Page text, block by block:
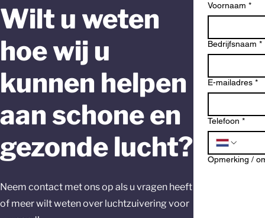
Wilt u weten
hoe wij u
kunnen helpen
aan schone en
gezonde lucht?
Neem contact met ons op als u vragen heeft
of meer wilt weten over luchtzuivering voor
Voornaam *
Bedrijfsnaam *
E-mailadres *
Telefoon *
Opmerking /